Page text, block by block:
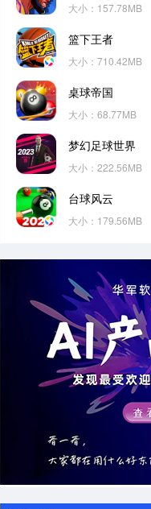
大小：157.78MB
篮下王者
大小：710.42MB
桌球帝国
大小：68.77MB
梦幻足球世界
大小：222.56MB
台球风云
大小：179.56MB